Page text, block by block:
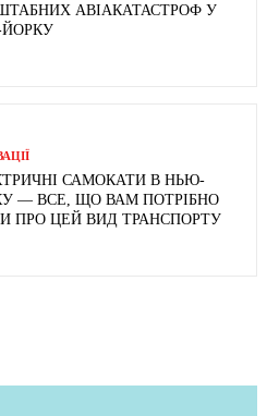
АВІАКАТАСТРОФ У
САМОКАТИ В НЬЮ-
— ВСЕ, ЩО ВАМ ПОТРІБНО
ПРО ЦЕЙ ВИД ТРАНСПОРТУ